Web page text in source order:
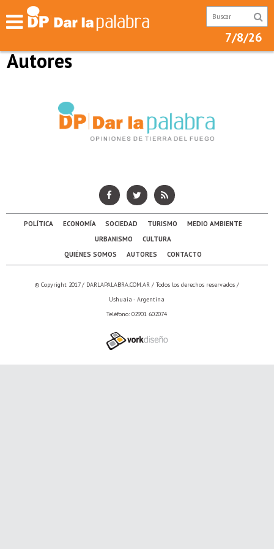
7/8/26
Autores
POLÍTICA ECONOMÍA SOCIEDAD TURISMO
MEDIO AMBIENTE
URBANISMO
CULTURA
QUIÉNES SOMOS
AUTORES CONTACTO
© Copyright 2017 / DARLAPALABRA.COM.AR/ Todos los derechos reservados /
Ushuaia - Argentina
Teléfono: 02901 602074